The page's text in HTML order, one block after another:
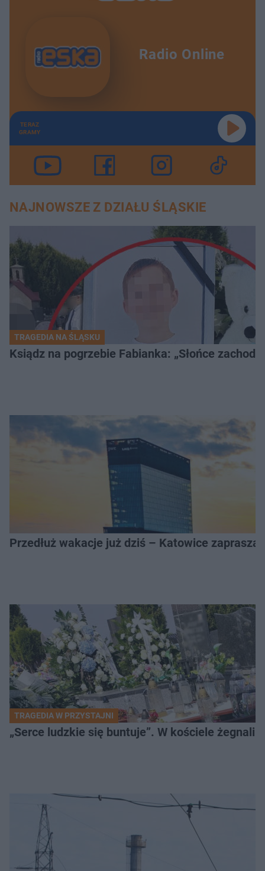
Radio Online
TERAZ
GRAMY
NAJNOWSZE Z DZIAŁU ŚLĄSKIE
TRAGEDIA NA ŚLĄSKU
Ksiądz na pogrzebie Fabianka: „Słońce
Przedłuż wakacje już dziś – Katowice
TRAGEDIA W PRZYSTAJNI
„Serce ludzkie się buntuje”. W kościele żegnali